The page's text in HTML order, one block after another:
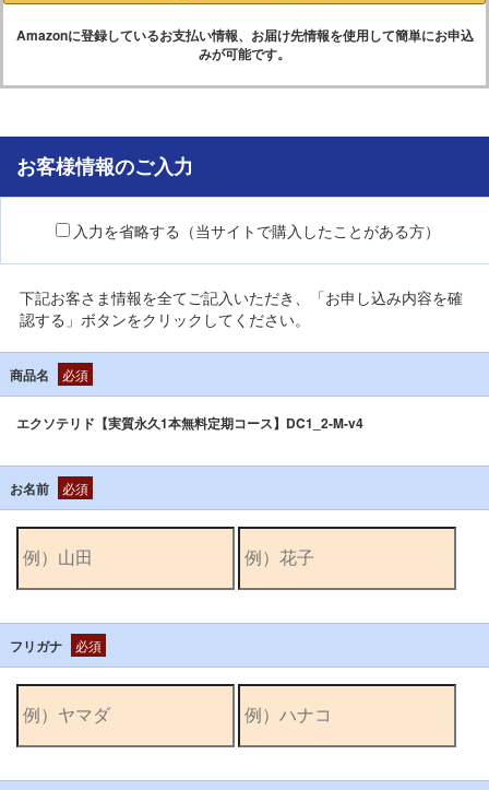
Amazonに登録しているお支払い情報、お届け先情報を使用して簡単にお申込
みが可能です。
お客様情報のご入力
入力を省略する（当サイトで購入したことがある方）
下記お客さま情報を全てご記入いただき、「お申し込み内容を確
認する」ボタンをクリックしてください。
商品名 必須
エクソテリド【実質永久1本無料定期コース】DC1_2-M-v4
お名前 必須
フリガナ 必須